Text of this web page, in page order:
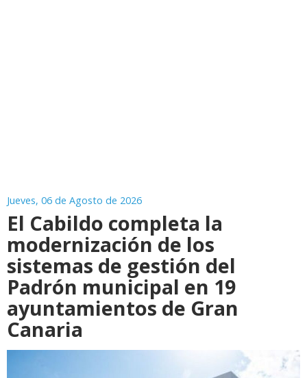
Jueves, 06 de Agosto de 2026
El Cabildo completa la
modernización de los
sistemas de gestión del
Padrón municipal en 19
ayuntamientos de Gran
Canaria